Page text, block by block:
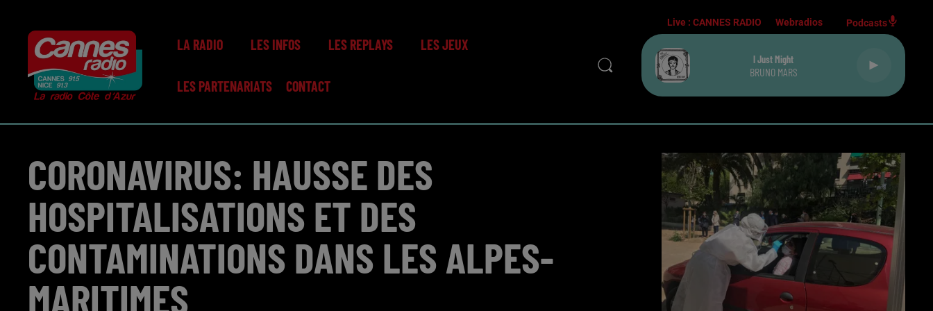
LA RADIO LES INFOS LES REPLAYS LES JEUX
LES PARTENARIATS CONTACT
Live :CANNES RADIO Webradios Podcasts
I Just Might
BRUNO MARS
CORONAVIRUS: HAUSSE DES
HOSPITALISATIONS ET DES
CONTAMINATIONS DANS LES ALPES-
MARITIMES